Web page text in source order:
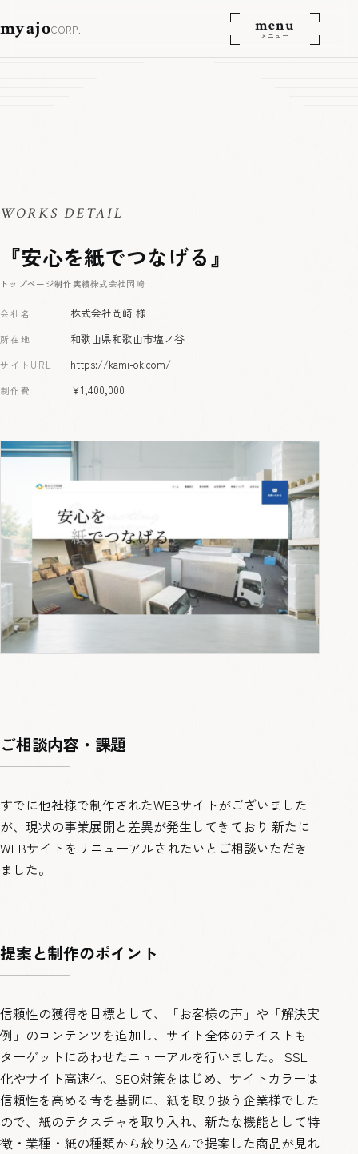
myajoCORP. menu
メニュー
WORKS DETAIL
『安心を紙でつなげる』
トップページ制作実績株式会社岡崎
会社名 株式会社岡崎 様
所在地 和歌山県和歌山市塩ノ谷
サイトURL https://kami-ok.com/
制作費 ￥1,400,000
ご相談内容・課題
すでに他社様で制作されたWEBサイトがございました
が、現状の事業展開と差異が発生してきており 新たに
WEBサイトをリニューアルされたいとご相談いただき
ました。
提案と制作のポイント
信頼性の獲得を目標として、「お客様の声」や「解決実
例」のコンテンツを追加し、サイト全体のテイストも
ターゲットにあわせたニューアルを行いました。 SSL
化やサイト高速化、SEO対策をはじめ、サイトカラーは
信頼性を高める青を基調に、紙を取り扱う企業様でした
ので、紙のテクスチャを取り入れ、新たな機能として特
徴・業種・紙の種類から絞り込んで提案した商品が見れ